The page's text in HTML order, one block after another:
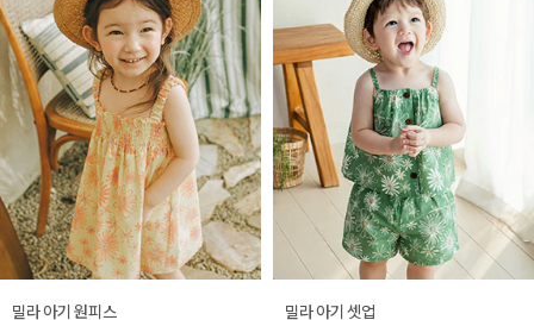
밀라 아기 원피스 밀라 아기 셋업